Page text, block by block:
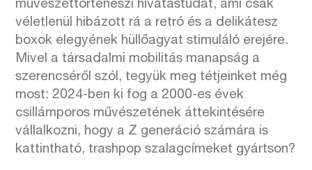
művészettörténészi hivatástudat, ami csak
véletlenül hibázott rá a retró és a delikátesz
boxok elegyének hüllőagyat stimuláló erejére.
Mivel a társadalmi mobilitás manapság a
szerencséről szól, tegyük meg tétjeinket még
most: 2024-ben ki fog a 2000-es évek
csillámporos művészetének áttekintésére
vállalkozni, hogy a Z generáció számára is
kattintható, trashpop szalagcímeket gyártson?